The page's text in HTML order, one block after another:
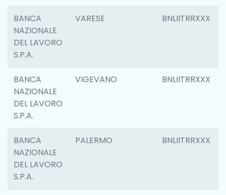
BANCA
NAZIONALE
DEL LAVORO
S.P.A.
VARESE BNLIITRRXXX
BANCA
NAZIONALE
DEL LAVORO
S.P.A.
VIGEVANO BNLIITRRXXX
BANCA
NAZIONALE
DEL LAVORO
S.P.A.
PALERMO BNLIITRRXXX